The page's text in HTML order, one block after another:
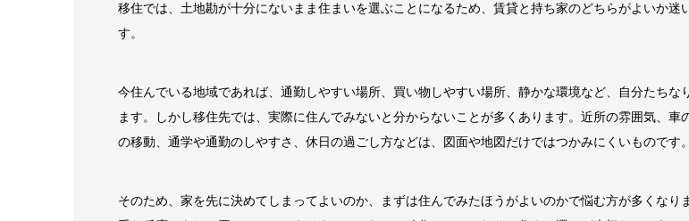
移住では、土地勘が十分にないまま住まいを選ぶことになるため、賃貸と持ち家のどちらがよいか迷
す。
今住んでいる地域であれば、通勤しやすい場所、買い物しやすい場所、静かな環境など、自分たちな
ます。しかし移住先では、実際に住んでみないと分からないことが多くあります。近所の雰囲気、車
の移動、通学や通勤のしやすさ、休日の過ごし方などは、図面や地図だけではつかみにくいものです。
そのため、家を先に決めてしまってよいのか、まずは住んでみたほうがよいのかで悩む方が多くなり